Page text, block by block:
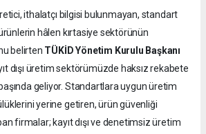
ithalatçı bilgisi bulunmayan, standart
hâlen kırtasiye sektörünün
belirten TÜKİD Yönetim Kurulu Başkanı
dışı üretim sektörümüzde haksız rekabete
geliyor. Standartlara uygun üretim
yerine getiren, ürün güvenliği
firmalar; kayıt dışı ve denetimsiz üretim